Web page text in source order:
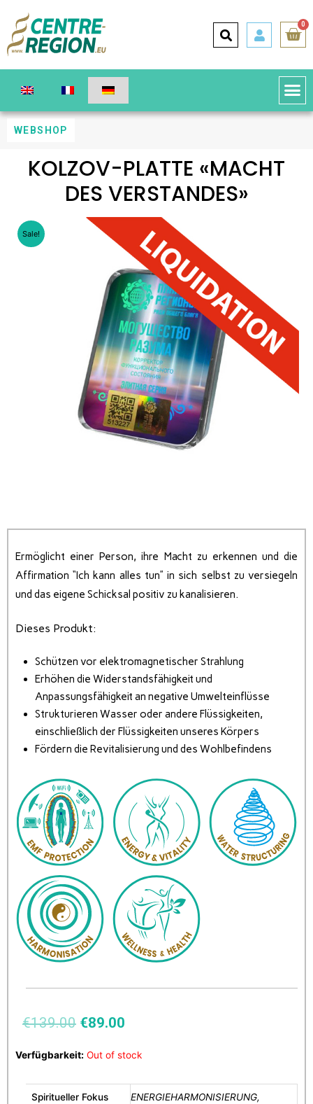
0
WEBSHOP
KOLZOV-PLATTE «MACHT
DES VERSTANDES»
Sale!
Ermöglicht einer Person, ihre Macht zu erkennen und die
Affirmation “Ich kann alles tun” in sich selbst zu versiegeln
und das eigene Schicksal positiv zu kanalisieren.
Dieses Produkt:
Schützen vor elektromagnetischer Strahlung
Erhöhen die Widerstandsfähigkeit und
Anpassungsfähigkeit an negative Umwelteinflüsse
Strukturieren Wasser oder andere Flüssigkeiten,
einschließlich der Flüssigkeiten unseres Körpers
Fördern die Revitalisierung und des Wohlbefindens
€139.00 €89.00
Verfügbarkeit: Out of stock
Spiritueller Fokus
ENERGIEHARMONISIERUNG,